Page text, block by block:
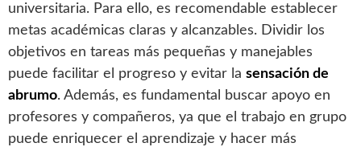
universitaria. Para ello, es recomendable establecer
metas académicas claras y alcanzables. Dividir los
objetivos en tareas más pequeñas y manejables
puede facilitar el progreso y evitar la sensación de
abrumo. Además, es fundamental buscar apoyo en
profesores y compañeros, ya que el trabajo en grupo
puede enriquecer el aprendizaje y hacer más